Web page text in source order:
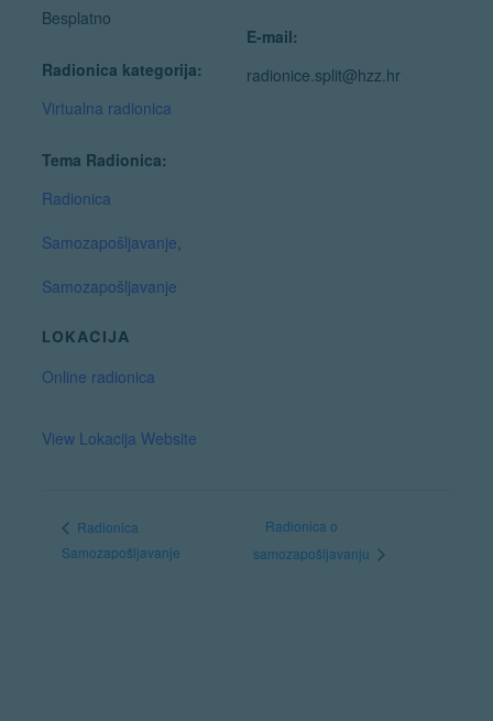
Besplatno
Radionica kategorija:
Virtualna radionica
Tema Radionica:
Radionica
Samozapošljavanje
Samozapošljavanje
LOKACIJA
Online radionica
View Lokacija Website
E-mail:
radionice.split@hzz.hr
Radionica
Samozapošljavanje
Radionica o
samozapošljavanju